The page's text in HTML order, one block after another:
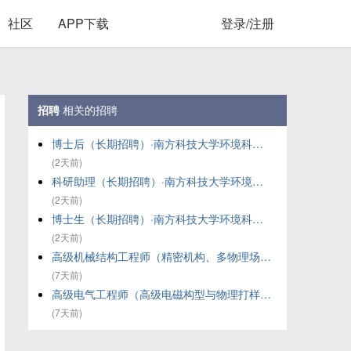
社区 APP下载 登录/注册
招聘 相关的招聘
博士后（长期招聘）·南方科技大学环境科学与工程学院叶斌副教授课题组
(2天前)
科研助理（长期招聘）·南方科技大学环境科学与工程学院叶斌副教授课题组
(2天前)
博士生（长期招聘）·南方科技大学环境科学与工程学院叶斌副教授课题组
(2天前)
高级机械结构工程师（精密机构、多物理场与软体造物方向）·北京易能立方科技有限公司
(7天前)
高级电气工程师（高级电磁构型与物理打样 方向）·北京易能立方科技有限公司
(7天前)